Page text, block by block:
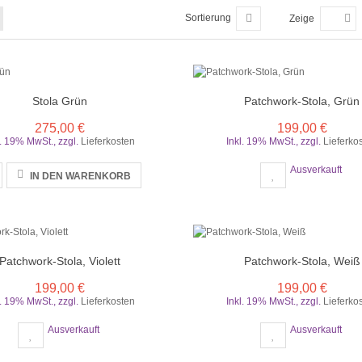
Sortierung Zeige
Stola Grün
275,00 €
19% MwSt. ,zzgl. Lieferkosten
IN DEN WARENKORB
Patchwork-Stola, Grün
199,00 €
Inkl. 19% MwSt. ,zzgl.
Ausverkauft
Stola, Violett
199,00 €
19% MwSt.,zzgl. Lieferkosten
Ausverkauft
Patchwork-Stola, Weiß
199,00 €
Inkl. 19% MwSt.,zzgl.
Ausverkauft